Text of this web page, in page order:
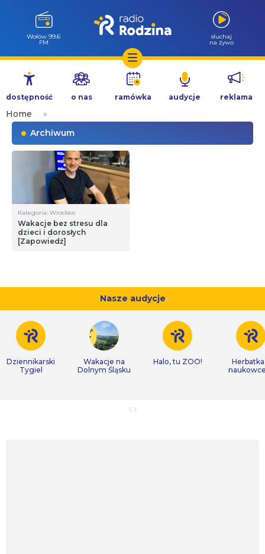
Przejdź
treści
Wołów 99.6
FM
słuchaj
na żywo
dostępność o nas ramówka audycje reklama
Home
»
Archiwum
Kategoria: Wrocław
Wakacje bez stresu dla
dzieci i dorosłych
[Zapowiedź]
Nasze audycje
Dziennikarski
Tygiel
Wakacje na
Dolnym Śląsku
Halo, tu ZOO!